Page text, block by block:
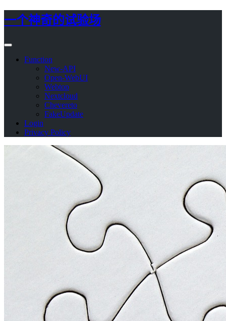
一个神奇的试验场
Function
New-API
Open-WebUI
Webtop
Nextcloud
Chevereto
FakeUpdate
Login
Privacy Policy